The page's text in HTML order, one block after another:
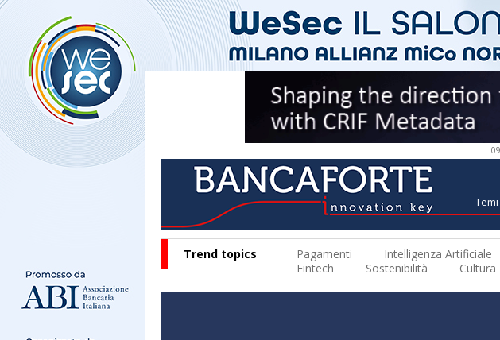
Temi
Trend topics Pagamenti Intelligenza Artificiale
Fintech
Sostenibilità Cultura